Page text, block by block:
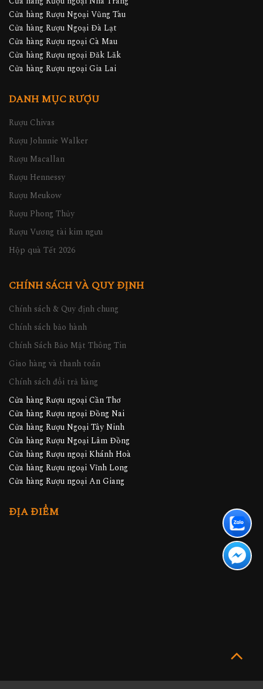
Cửa hàng Rượu Ngoại Vũng Tàu
Cửa hàng Rượu Ngoại Đà Lạt
Cửa hàng Rượu ngoại Cà Mau
Cửa hàng Rượu ngoại Đăk Lăk
Cửa hàng Rượu ngoại Gia Lai
DANH MỤC RƯỢU
Rượu Chivas
Rượu Johnnie Walker
Rượu Macallan
Rượu Hennessy
Rượu Meukow
Rượu Phong Thủy
Rượu Vương tài kim ngưu
Hộp quà Tết 2026
CHÍNH SÁCH VÀ QUY ĐỊNH
Chính sách & Quy định chung
Chính sách bảo hành
Chính Sách Bảo Mật Thông Tin
Giao hàng và thanh toán
Chính sách đổi trả hàng
Cửa hàng Rượu ngoại Cần Thơ
Cửa hàng Rượu ngoại Đồng Nai
Cửa hàng Rượu Ngoại Tây Ninh
Cửa hàng Rượu Ngoại Lâm Đồng
Cửa hàng Rượu ngoại Khánh Hoà
Cửa hàng Rượu ngoại Vĩnh Long
Cửa hàng Rượu ngoại An Giang
ĐỊA ĐIỂM